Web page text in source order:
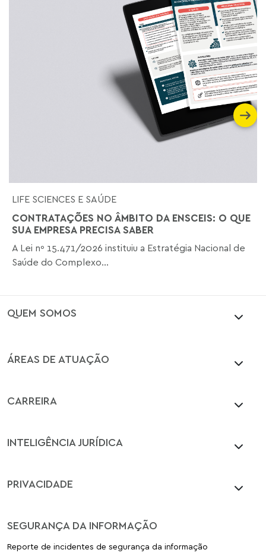
LIFE SCIENCES E SAÚDE
CONTRATAÇÕES NO ÂMBITO DA ENSCEIS: O QUE
SUA EMPRESA PRECISA SABER
A Lei nº 15.471/2026 instituiu a Estratégia Nacional de
Saúde do Complexo...
QUEM SOMOS
ÁREAS DE ATUAÇÃO
CARREIRA
INTELIGÊNCIA JURÍDICA
PRIVACIDADE
SEGURANÇA DA INFORMAÇÃO
Reporte de incidentes de segurança da informação